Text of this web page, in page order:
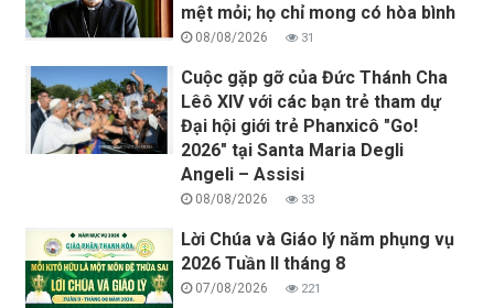
mệt mỏi; họ chỉ mong có hòa bình
08/08/2026 31
Cuộc gặp gỡ của Đức Thánh Cha
Lêô XIV với các bạn trẻ tham dự
Đại hội giới trẻ Phanxicô "Go!
2026" tại Santa Maria Degli
Angeli – Assisi
08/08/2026 33
Lời Chúa và Giáo lý năm phụng vụ
2026 Tuần II tháng 8
07/08/2026 221